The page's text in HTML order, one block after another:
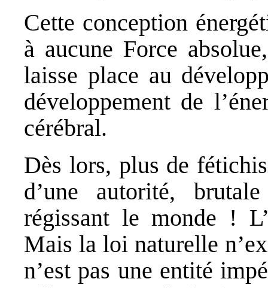
Cette conception
à aucune Force
laisse place au
développement de
cérébral.
Dès lors, plus de
d’une autorité,
régissant le monde !
Mais la loi naturelle
n’est pas une entité